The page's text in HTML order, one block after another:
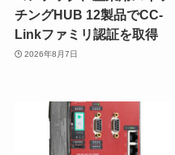
チングHUB 12製品でCC-
Linkファミリ認証を取得
2026年8月7日